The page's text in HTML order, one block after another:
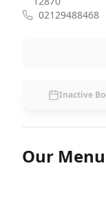
02129488468
Inactive
Our Menu